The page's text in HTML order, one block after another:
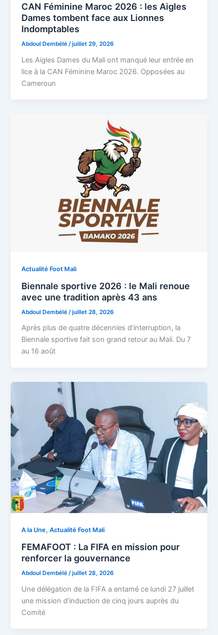
CAN Féminine Maroc 2026 : les Aigles
Dames tombent face aux Lionnes
Indomptables
Abdoul Dembélé /juillet 29, 2026
Les Aigles Dames du Mali ont manqué leur entrée en
lice à la CAN Féminine Maroc 2026. Opposées au
Cameroun
Actualité Foot Mali
Biennale sportive 2026 : le Mali renoue
avec une tradition après 43 ans
Abdoul Dembélé /juillet 28, 2026
Après plus de quatre décennies d’interruption, la
Biennale sportive fait son grand retour au Mali. Du 7
au 16 août
A la Une,Actualité Foot Mali
FEMAFOOT : La FIFA en mission pour
renforcer la gouvernance
Abdoul Dembélé /juillet 28, 2026
Une délégation de la FIFA a entamé ce lundi 27 juillet
une mission d’induction de cinq jours auprès du
Comité